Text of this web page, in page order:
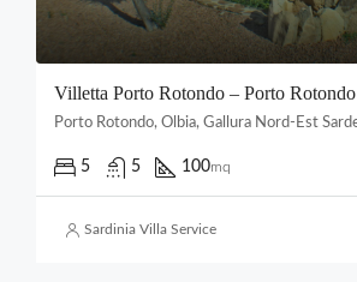
Villetta Porto Rotondo – Porto Rotondo
5 5 100mq
Sardinia Villa Service